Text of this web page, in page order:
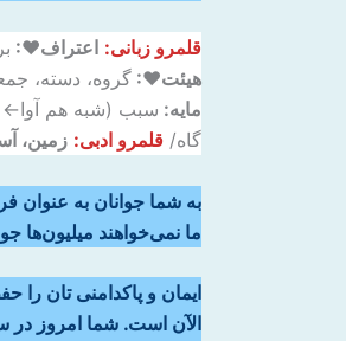
قلمرو زبانی: اعتراف♥:
هیئت♥: گروه، دسته،
مایه: سبب (شبه هم آوا←
گاه/ قلمرو ادبی: زمین،
به شما جوانان به عنوان
ما نمی‌خواهند میلیون‌ها
ایمان و پاکدامنی تان را
الآن است. شما امروز در